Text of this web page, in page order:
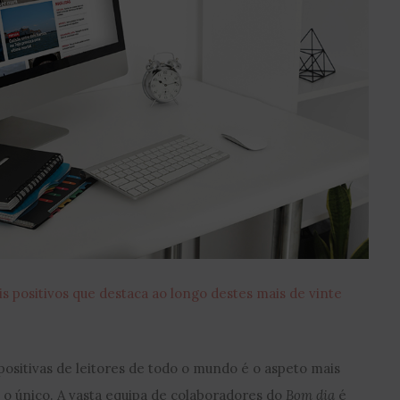
positivos que destaca ao longo destes mais de vinte
de leitores de todo o mundo é o aspeto mais
único. A vasta equipa de colaboradores do Bom dia é